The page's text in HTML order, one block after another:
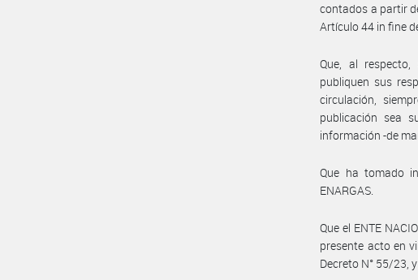
contados a partir
Artículo 44 in fine
Que, al
publiquen sus
circulación,
publicación sea
información -de
Que ha tomado
ENARGAS.
Que el ENTE
presente acto en
Decreto N° 55/23,